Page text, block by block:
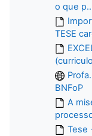
o que
TESE
BNFoP
A
Tese